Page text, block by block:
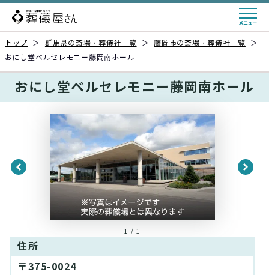
トップ ＞ 群馬県の斎場・葬儀社一覧 ＞ 藤岡市の斎場・葬儀社一覧
＞
おにし堂ベルセレモニー藤岡南ホール
おにし堂ベルセレモニー藤岡南ホール
1 / 1
住所
〒375-0024